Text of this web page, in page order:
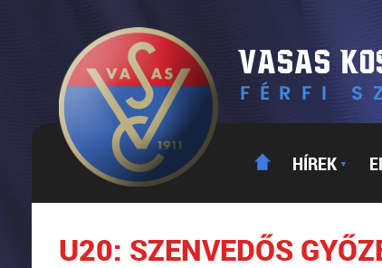
HÍREK ▼
U20: SZENVEDŐS